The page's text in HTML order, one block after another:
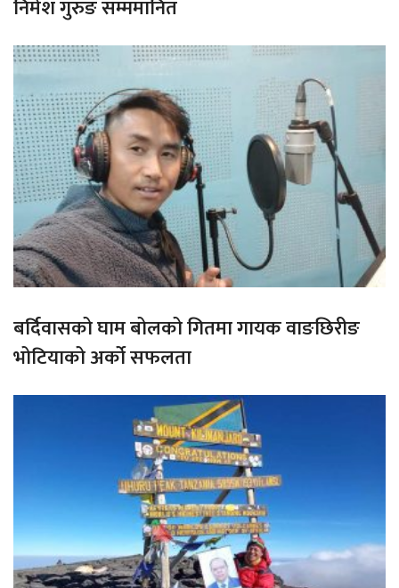
निमेश गुरुङ सम्ममानित
बर्दिवासको घाम बोलको गितमा गायक वाङछिरीङ
भोटियाको अर्को सफलता